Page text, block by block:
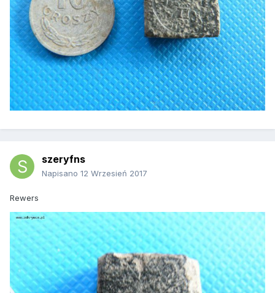
szeryfns
Napisano 12 Wrzesień 2017
Rewers